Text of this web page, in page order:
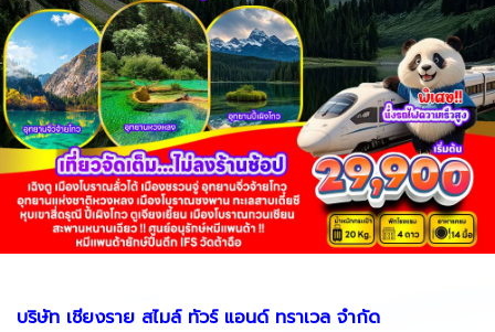
บริษัท เชียงราย สไมล์ ทัวร์ แอนด์ ทราเวล จำกัด